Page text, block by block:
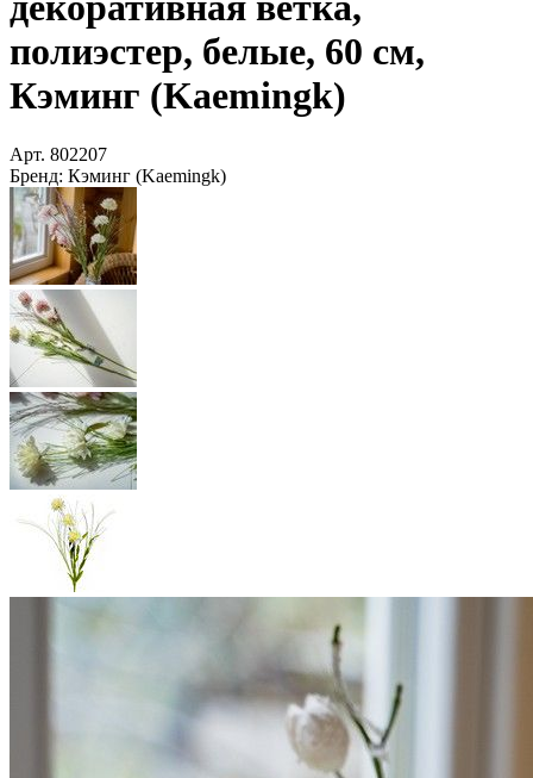
полиэстер, белые, 60 см,
Кэминг (Kaemingk)
Арт. 802207
Бренд: Кэминг (Kaemingk)